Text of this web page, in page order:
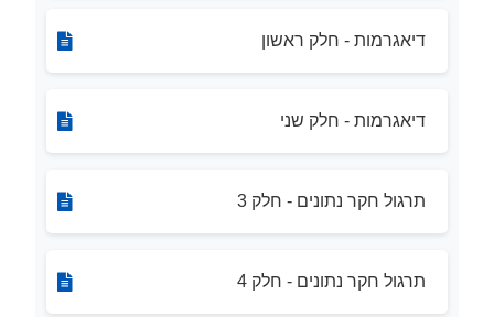
דיאגרמות - חלק ראשון
דיאגרמות - חלק שני
תרגול חקר נתונים - חלק 3
תרגול חקר נתונים - חלק 4